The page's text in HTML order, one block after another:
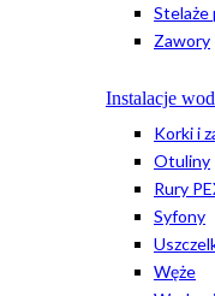
Zawory
Instalacje
Korki i
Otuliny
Rury
Syfony
Węże